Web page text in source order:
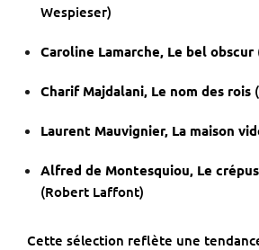
Wespieser)
Caroline Lamarche, Le bel obscur
Charif Majdalani, Le nom des rois
Laurent Mauvignier, La maison
Alfred de Montesquiou, Le
(Robert Laffont)
Cette sélection reflète une